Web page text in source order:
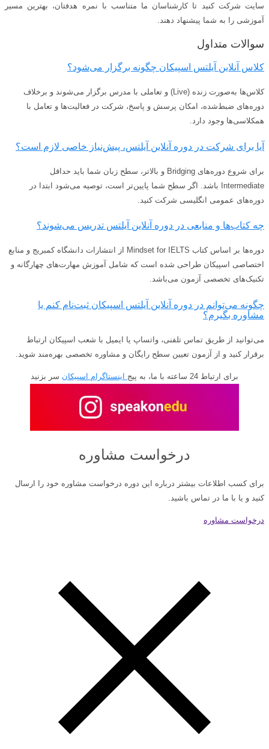
سایت شرکت کنید تا کارشناسان ما متناسب با نمره هدفتان، بهترین مسیر
آموزشی را به شما پیشنهاد دهند.
سوالات متداول
کلاس آنلاین آیلتس اسپیکان چگونه برگزار می‌شود؟
کلاس‌ها به‌صورت زنده (Live) و تعاملی با مدرس برگزار می‌شوند و برخلاف
دوره‌های ضبط‌شده، امکان پرسش و پاسخ، شرکت در فعالیت‌ها و تعامل با
همکلاسی‌ها وجود دارد.
آیا برای شرکت در دوره آنلاین آیلتس، پیش‌نیاز خاصی لازم است؟
برای شروع دوره‌های Bridging و بالاتر، سطح زبان شما باید حداقل
Intermediate باشد. اگر سطح شما پایین‌تر است، توصیه می‌شود ابتدا در
دوره‌های عمومی انگلیسی شرکت کنید.
چه کتاب‌ها و منابعی در دوره آنلاین آیلتس تدریس می‌شوند؟
دوره‌ها بر اساس کتاب Mindset for IELTS از انتشارات دانشگاه کمبریج و منابع
اختصاصی اسپیکان طراحی شده است که شامل آموزش مهارت‌های چهارگانه و
تکنیک‌های تخصصی آزمون می‌باشد.
چگونه می‌توانم در دوره آنلاین آیلتس اسپیکان ثبت‌نام کنم یا
مشاوره بگیرم؟
می‌توانید از طریق تماس تلفنی، واتساپ یا ایمیل با شعب اسپیکان ارتباط
برقرار کنید و از آزمون تعیین سطح رایگان و مشاوره تخصصی بهره‌مند شوید.
برای ارتباط 24 ساعته با ما، به پیج اینستاگرام اسپیکان سر بزنید
درخواست مشاوره
برای کسب اطلاعات بیشتر درباره این دوره درخواست مشاوره خود را ارسال
کنید و یا با ما در تماس باشید.
درخواست مشاوره